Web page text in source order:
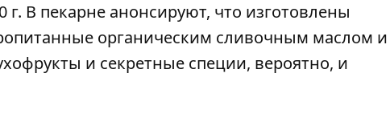
В пекарне анонсируют, что изготовлены
органическим сливочным маслом и
и секретные специи, вероятно, и